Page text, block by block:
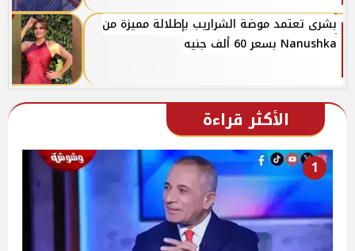
بشرى تعتمد موضة الشراريب بإطلالة مميزة من
Nanushka بسعر 60 ألف جنيه
الأكثر قراءة
1